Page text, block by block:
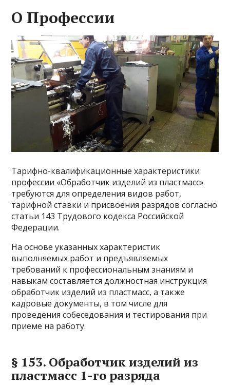
О Профеcсии
Тарифно-квалификационные характеристики
профессии «Обработчик изделий из пластмасс»
требуются для определения видов работ,
тарифной ставки и присвоения разрядов согласно
статьи 143 Трудового кодекса Российской
Федерации.
На основе указанных характеристик
выполняемых работ и предъявляемых
требований к профессиональным знаниям и
навыкам составляется должностная инструкция
обработчик изделий из пластмасс, а также
кадровые документы, в том числе для
проведения собеседования и тестирования при
приеме на работу.
§ 153. Обработчик изделий из
пластмасс 1-го разряда